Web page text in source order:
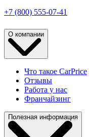
+7 (800) 555-07-41
О компании
Что такое CarPrice
Отзывы
Работа у нас
Франчайзинг
Полезная информация